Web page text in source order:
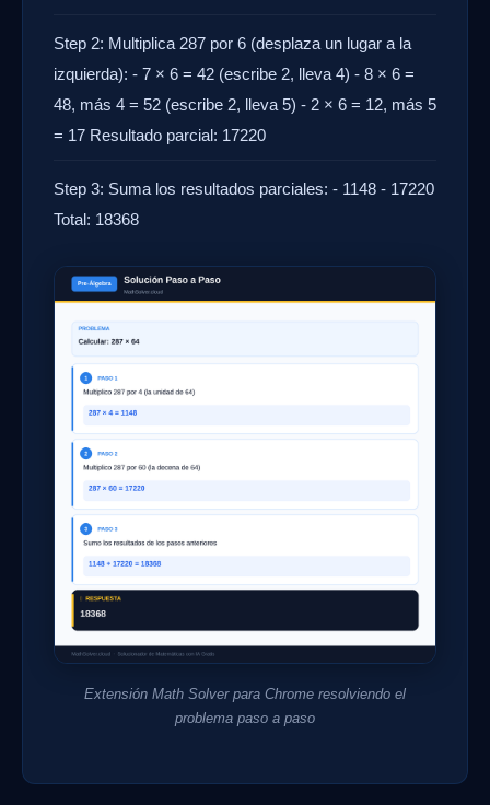
Step 2: Multiplica 287 por 6 (desplaza un lugar a la
izquierda): - 7 × 6 = 42 (escribe 2, lleva 4) - 8 × 6 =
48, más 4 = 52 (escribe 2, lleva 5) - 2 × 6 = 12, más 5
= 17 Resultado parcial: 17220
Step 3: Suma los resultados parciales: - 1148 - 17220
Total: 18368
Extensión Math Solver para Chrome resolviendo el
problema paso a paso